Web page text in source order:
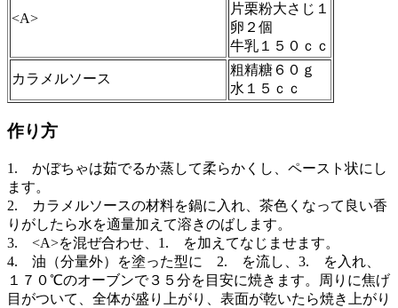
<A>
片栗粉大さじ１
卵２個
牛乳１５０ｃｃ
カラメルソース
粗精糖６０ｇ
水１５ｃｃ
作り方
1. かぼちゃは茹でるか蒸して柔らかくし、ペースト状にし
ます。
2. カラメルソースの材料を鍋に入れ、茶色くなって良い香
りがしたら水を適量加えて溶きのばします。
3. <A>を混ぜ合わせ、1. を加えてなじませます。
4. 油（分量外）を塗った型に 2. を流し、3. を入れ、
１７０℃のオーブンで３５分を目安に焼きます。周りに焦げ
目がついて、全体が盛り上がり、表面が乾いたら焼き上がり